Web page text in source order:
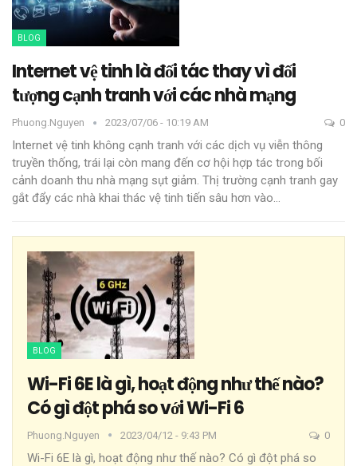
BLOG
Internet vệ tinh là đối tác thay vì đối
tượng cạnh tranh với các nhà mạng
Phuong.nguyen 2023/07/06 - 10:19 AM 0
Internet vệ tinh không cạnh tranh với các dịch vụ viễn thông
truyền thống, trái lại còn mang đến cơ hội hợp tác trong bối
cảnh doanh thu nhà mạng sụt giảm. Thị trường cạnh tranh gay
gắt đẩy các nhà khai thác vệ tinh tiến sâu hơn vào…
BLOG
Wi-Fi 6E là gì, hoạt động như thế nào?
Có gì đột phá so với Wi-Fi 6
Phuong.nguyen 2023/04/12 - 9:43 PM 0
Wi-Fi 6E là gì, hoạt động như thế nào? Có gì đột phá so